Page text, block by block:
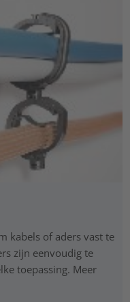
kabels of aders vast te
zijn eenvoudig te
toepassing. Meer